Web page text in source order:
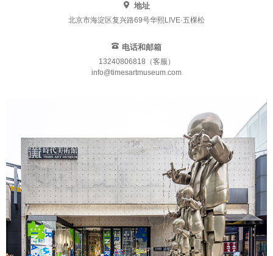
地址
北京市海淀区复兴路69号华熙LIVE·五棵松
电话和邮箱
13240806818（客服）
info@timesartmuseum.com